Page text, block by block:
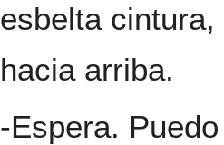
esbelta
hacia arriba.
-Espera.